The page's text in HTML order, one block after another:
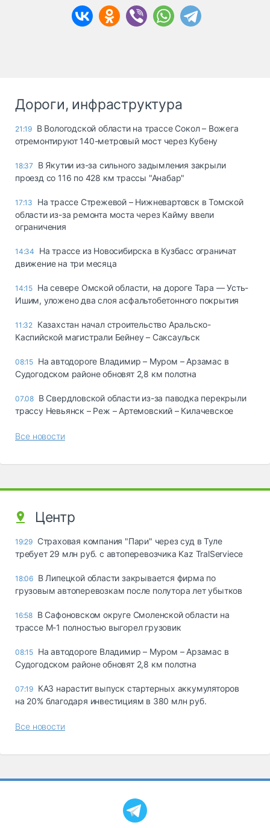
Дороги, инфраструктура
21:19 В Вологодской области на трассе Сокол – Вожега
отремонтируют 140-метровый мост через Кубену
18:37
В Якутии из-за сильного задымления закрыли
проезд со 116 по 428 км трассы "Анабар"
17:13
На трассе Стрежевой – Нижневартовск в Томской
области из-за ремонта моста через Кайму ввели
ограничения
14:34
На трассе из Новосибирска в Кузбасс ограничат
движение на три месяца
14:15 На севере Омской области, на дороге Тара — Усть-
Ишим, уложено два слоя асфальтобетонного покрытия
11:32 Казахстан начал строительство Аральско-
Каспийской магистрали Бейнеу – Саксаульск
08:15 На автодороге Владимир – Муром – Арзамас в
Судогодском районе обновят 2,8 км полотна
07.08 В Свердловской области из-за паводка перекрыли
трассу Невьянск – Реж – Артемовский – Килачевское
Все новости
Центр
19:29 Страховая компания "Пари" через суд в Туле
требует 29 млн руб. с автоперевозчика Kaz TralServiece
18:06 В Липецкой области закрывается фирма по
грузовым автоперевозкам после полутора лет убытков
16:58 В Сафоновском округе Смоленской области на
трассе М-1 полностью выгорел грузовик
08:15 На автодороге Владимир – Муром – Арзамас в
Судогодском районе обновят 2,8 км полотна
07:19 КАЗ нарастит выпуск стартерных аккумуляторов
на 20% благодаря инвестициям в 380 млн руб.
Все новости